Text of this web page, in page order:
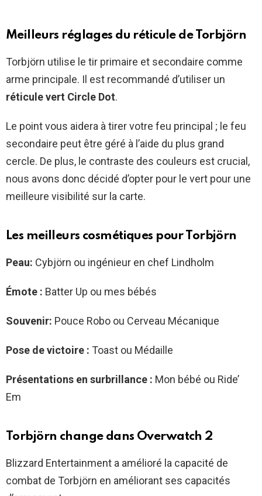
Meilleurs réglages du réticule de Torbjörn
Torbjörn utilise le tir primaire et secondaire comme
arme principale. Il est recommandé d’utiliser un
réticule vert Circle Dot.
Le point vous aidera à tirer votre feu principal ; le feu
secondaire peut être géré à l’aide du plus grand
cercle. De plus, le contraste des couleurs est crucial,
nous avons donc décidé d’opter pour le vert pour une
meilleure visibilité sur la carte.
Les meilleurs cosmétiques pour Torbjörn
Peau: Cybjörn ou ingénieur en chef Lindholm
Émote : Batter Up ou mes bébés
Souvenir: Pouce Robo ou Cerveau Mécanique
Pose de victoire : Toast ou Médaille
Présentations en surbrillance : Mon bébé ou Ride’
Em
Torbjörn change dans Overwatch 2
Blizzard Entertainment a amélioré la capacité de
combat de Torbjörn en améliorant ses capacités